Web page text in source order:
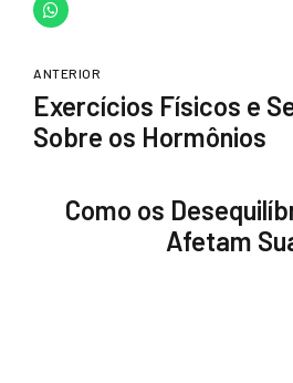
ANTERIOR
Exercícios Físicos e
Sobre os Hormônios
Como os
Afetam